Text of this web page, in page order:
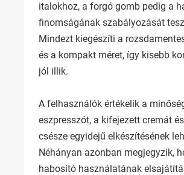
italokhoz, a forgó gomb pedig a
finomságának szabályozását
Mindezt kiegészíti a
és a kompakt méret, így kisebb
jól illik.
A felhasználók értékelik a
eszpresszót, a kifejezett cremát
csésze egyidejű elkészítésének
Néhányan azonban megjegyzik,
habosító használatának